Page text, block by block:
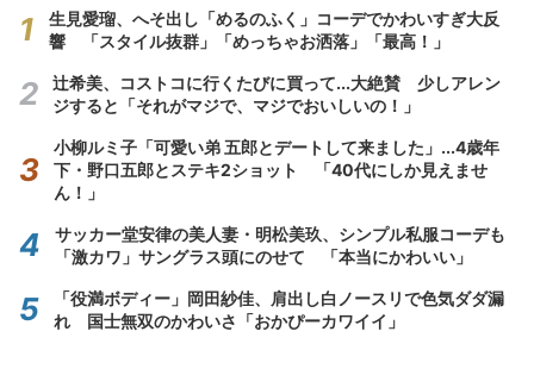
生見愛瑠、へそ出し「めるのふく」コーデでかわいすぎ大反
響 「スタイル抜群」「めっちゃお洒落」「最高！」
辻希美、コストコに行くたびに買って...大絶賛 少しアレン
ジすると「それがマジで、マジでおいしいの！」
小柳ルミ子「可愛い弟 五郎とデートして来ました」...4歳年
下・野口五郎とステキ2ショット 「40代にしか見えませ
ん！」
サッカー堂安律の美人妻・明松美玖、シンプル私服コーデも
「激カワ」サングラス頭にのせて 「本当にかわいい」
「役満ボディー」岡田紗佳、肩出し白ノースリで色気ダダ漏
れ 国士無双のかわいさ「おかぴーカワイイ」